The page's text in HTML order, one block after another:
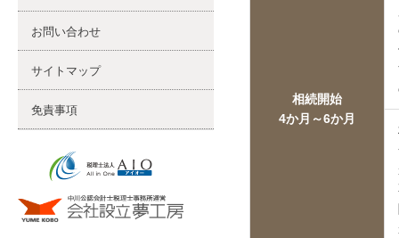
相続開始
4か月～6か月
お問い合わせ
サイトマップ
免責事項